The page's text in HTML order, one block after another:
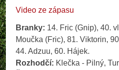
Video ze zápasu
Branky: 14. Fric (Gnip), 40.
Moučka (Fric), 81. Viktorin,
44. Adzuu, 60. Hájek.
Rozhodčí: Klečka - Pilný,